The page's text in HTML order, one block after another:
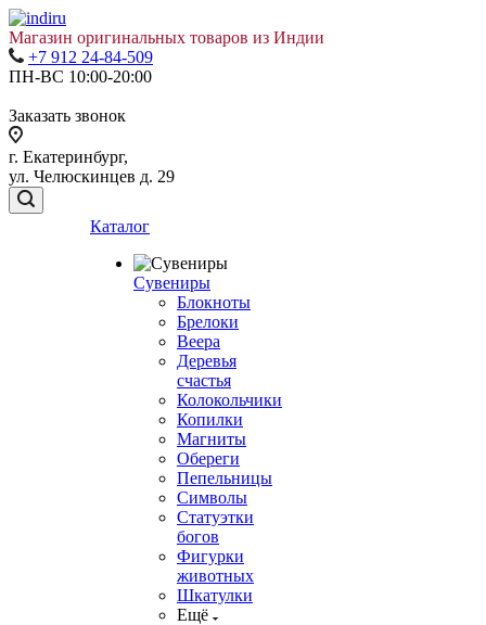
Магазин оригинальных товаров из Индии
+7 912 24-84-509
ПН-ВС 10:00-20:00
Заказать звонок
г. Екатеринбург,
ул. Челюскинцев д. 29
Каталог
Сувениры
Блокноты
Брелоки
Веера
Деревья
счастья
Колокольчики
Копилки
Магниты
Обереги
Пепельницы
Символы
Статуэтки
богов
Фигурки
животных
Шкатулки
Ещё